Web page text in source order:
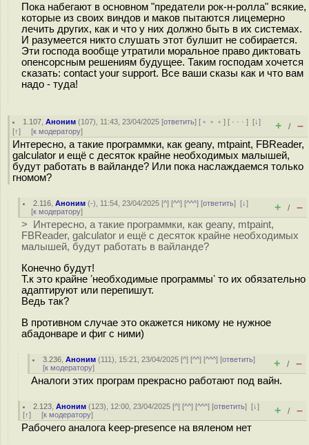
Пока набегают в основном "предатели рок-н-ролла" всякие,
которые из своих виндов и маков пытаются лицемерно
лечить других, как и что у них должно быть в их системах.
И разумеется никто слушать этот булшит не собирается.
Эти господа вообще утратили моральное право диктовать
опенсорсным решениям будущее. Таким господам хочется
сказать: contact your support. Все ваши сказы как и что вам
надо - туда!
1.107 ,Аноним (107), 11:43, 23/04/2025 [ответить] [ ﹢﹢﹢] [ · · ·][↓]
[↑] [к модератору] + / –
Интересно, а такие программки, как geany, mtpaint, FBReader,
galculator и ещё с десяток крайне необходимых малышей,
будут работать в вайланде? Или пока наслаждаемся только
гномом?
2.116 ,Аноним (-), 11:54, 23/04/2025 [^] [^^] [^^^] [ответить][↓]
[к модератору] + / –
> Интересно, а такие программки, как geany, mtpaint,
FBReader, galculator и ещё с десяток крайне необходимых
малышей, будут работать в вайланде?
Конечно будут!
Т.к это крайне ʼнеобходимые программыʼ то их обязательно
адаптируют или перепишут.
Ведь так?
В противном случае это окажется никому не нужное
абадонваре и фиг с ними)
3.236 ,Аноним (111), 15:21, 23/04/2025 [^] [^^] [^^^] [ответить]
[к модератору] + / –
Аналоги этих програм прекрасно работают под вайн.
2.123 ,Аноним (123), 12:00, 23/04/2025 [^] [^^] [^^^] [ответить][↓]
[↑] [к модератору] + / –
Рабочего аналога keep-presence на вяленом нет